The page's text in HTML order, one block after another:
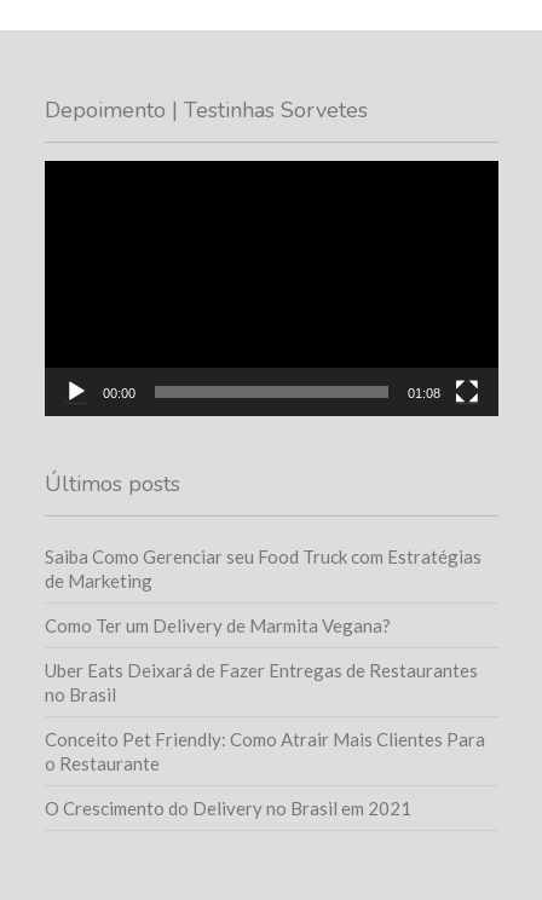
Depoimento | Testinhas Sorvetes
00:00 01:08
Últimos posts
Saiba Como Gerenciar seu Food Truck com Estratégias
de Marketing
Como Ter um Delivery de Marmita Vegana?
Uber Eats Deixará de Fazer Entregas de Restaurantes
no Brasil
Conceito Pet Friendly: Como Atrair Mais Clientes Para
o Restaurante
O Crescimento do Delivery no Brasil em 2021